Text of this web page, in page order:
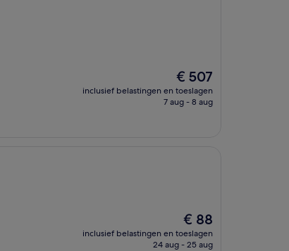
De
prijs
is
€ 507
inclusief belastingen en toeslagen
7 aug - 8 aug
De
prijs
is
€ 88
inclusief belastingen en toeslagen
24 aug - 25 aug